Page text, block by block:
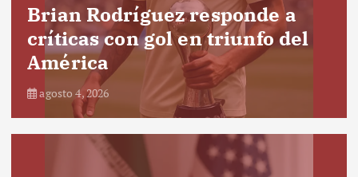
Brian Rodríguez responde a
críticas con gol en triunfo del
América
agosto 4, 2026